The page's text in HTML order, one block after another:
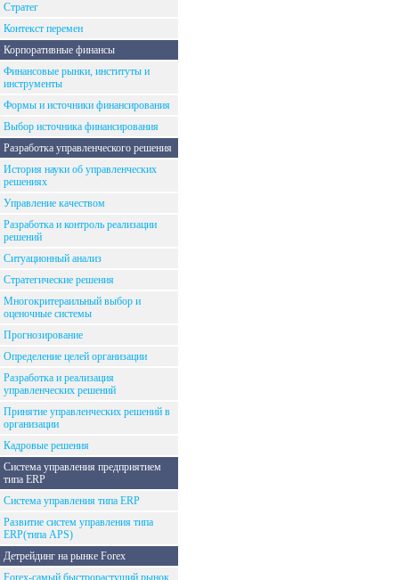
Стратег
Контекст перемен
Корпоративные финансы
Финансовые рынки, институты и
инструменты
Формы и источники финансирования
Выбор источника финансирования
Разработка управленческого решения
История науки об управленческих
решениях
Управление качеством
Разработка и контроль реализации
решений
Ситуационный анализ
Стратегические решения
Многокритераильный выбор и
оценочные системы
Прогнозирование
Определение целей организации
Разработка и реализация
управленческих решений
Принятие управленческих решений в
организации
Кадровые решения
Система управления предприятием
типа ERP
Система управления типа ERP
Развитие систем управления типа
ERP(типа APS)
Детрейдинг на рынке Forex
Forex-самый быстрорастущий рынок